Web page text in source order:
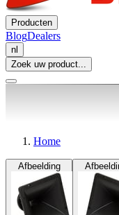
Producten
BlogDealers
nl
Zoek uw product...
Home
Afbeelding